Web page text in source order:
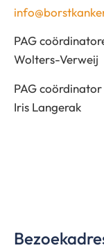
PAG
Wolters-Verweij
PAG
Iris Langerak